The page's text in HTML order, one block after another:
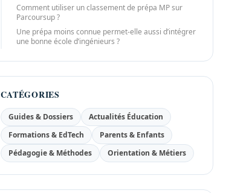
Comment utiliser un classement de prépa MP sur
Parcoursup ?
Une prépa moins connue permet-elle aussi d’intégrer
une bonne école d’ingénieurs ?
CATÉGORIES
Guides & Dossiers
Actualités Éducation
Formations & EdTech
Parents & Enfants
Pédagogie & Méthodes
Orientation & Métiers